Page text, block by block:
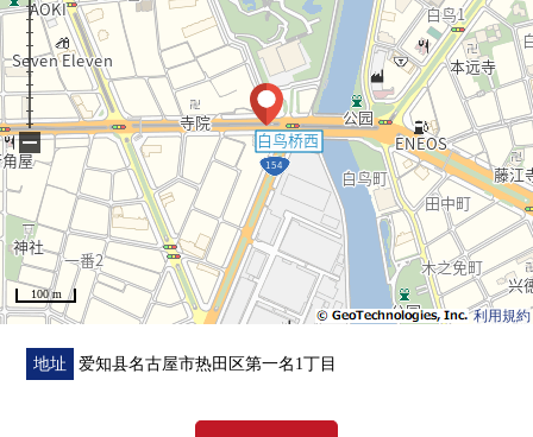
利用規約
100 m
−
地址 爱知县名古屋市热田区第一名1丁目